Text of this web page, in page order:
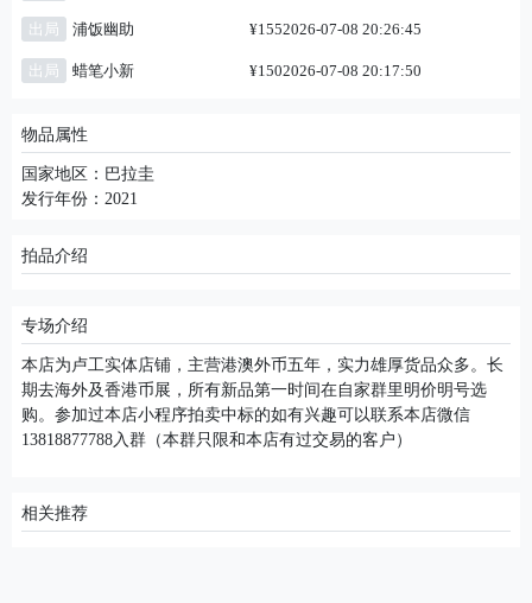
出局 浦饭幽助 ¥1552026-07-08 20:26:45
出局 蜡笔小新 ¥1502026-07-08 20:17:50
物品属性
国家地区：巴拉圭
发行年份：2021
拍品介绍
专场介绍
本店为卢工实体店铺，主营港澳外币五年，实力雄厚货品众多。长
期去海外及香港币展，所有新品第一时间在自家群里明价明号选
购。参加过本店小程序拍卖中标的如有兴趣可以联系本店微信
13818877788入群（本群只限和本店有过交易的客户）
相关推荐